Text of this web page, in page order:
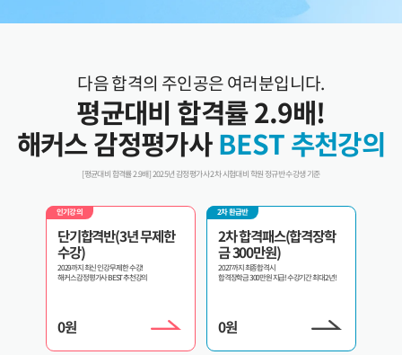
4. 이벤트 신청 회원은 개인정보 수집·이용을 거부할 수 있습니다. 단, 거부의 경우 이벤트
신청이 제한됩니다.
다음 합격의 주인공은 여러분입니다.
평균대비 합격률 2.9배!
해커스 감정평가사 BEST 추천강의
[평균대비 합격률 2.9배] 2025년 감정평가사 2차 시험대비 학원 정규반 수강생 기준
2차 환급반
2차 합격패스(합격장학
금 300만원)
2027까지 최종합격시
합격장학금 300만원 지급! 수강기간 최대 2년!
0원
인기강의
2차 교수패스
내가 원하는 과목만 골라서 선택수강!
0원